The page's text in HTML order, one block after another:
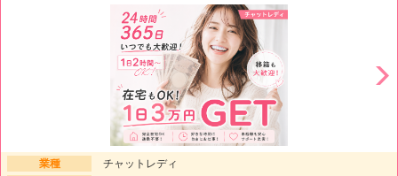
業種
チャットレディ